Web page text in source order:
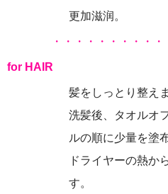
更加滋润。
・・・・・・・・・
for HAIR
髪をしっとり整えま
洗髪後、タオルオ
ルの順に少量を塗
ドライヤーの熱か
す。